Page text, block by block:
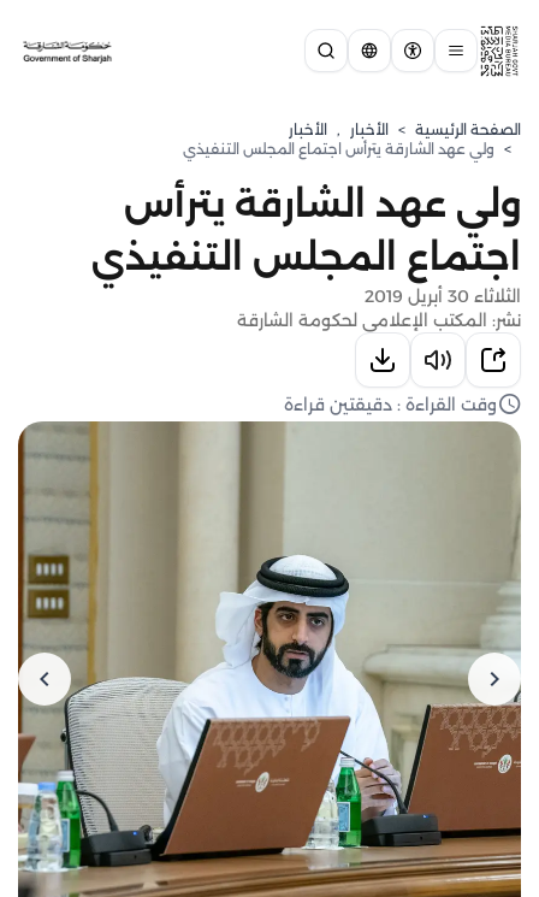
الصفحة الرئيسية > الأخبار , الأخبار
> ولي عهد الشارقة يترأس اجتماع المجلس التنفيذي
ولي عهد الشارقة يترأس
اجتماع المجلس التنفيذي
الثلاثاء 30 أبريل 2019
نشر: المكتب الإعلامي لحكومة الشارقة
وقت القراءة : دقيقتين قراءة